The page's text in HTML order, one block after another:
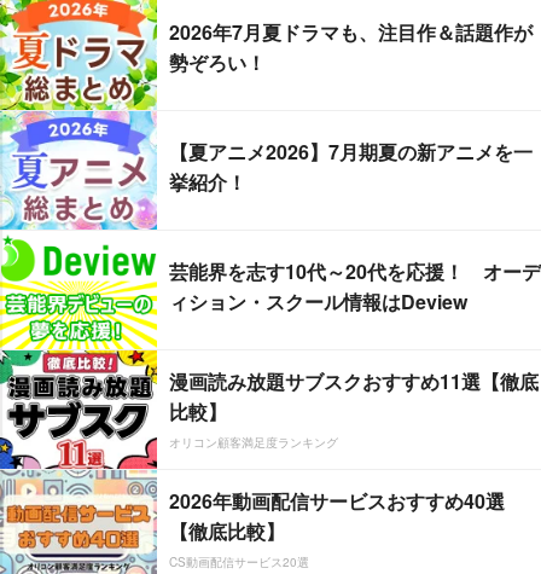
2026年7月夏ドラマも、注目作＆話題作が
勢ぞろい！
【夏アニメ2026】7月期夏の新アニメを一
挙紹介！
芸能界を志す10代～20代を応援！ オーデ
ィション・スクール情報はDeview
漫画読み放題サブスクおすすめ11選【徹底
比較】
オリコン顧客満足度ランキング
2026年動画配信サービスおすすめ40選
【徹底比較】
CS動画配信サービス20選